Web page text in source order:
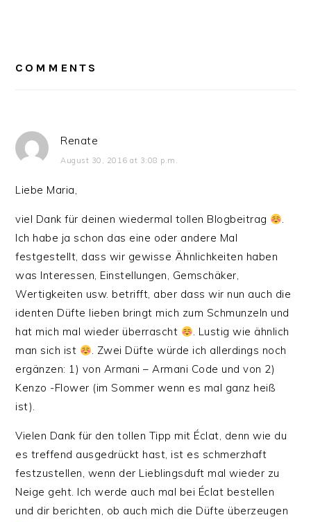
COMMENTS
Renate
August 30, 2016 at 3:08 p.m.
Liebe Maria,
viel Dank für deinen wiedermal tollen Blogbeitrag
.
Ich habe ja schon das eine oder andere Mal
festgestellt, dass wir gewisse Ähnlichkeiten haben
was Interessen, Einstellungen, Gemschäker,
Wertigkeiten usw. betrifft, aber dass wir nun auch die
identen Düfte lieben bringt mich zum Schmunzeln und
hat mich mal wieder überrascht
. Lustig wie ähnlich
man sich ist
. Zwei Düfte würde ich allerdings noch
ergänzen: 1) von Armani – Armani Code und von 2)
Kenzo -Flower (im Sommer wenn es mal ganz heiß
ist).
Vielen Dank für den tollen Tipp mit Éclat, denn wie du
es treffend ausgedrückt hast, ist es schmerzhaft
festzustellen, wenn der Lieblingsduft mal wieder zu
Neige geht. Ich werde auch mal bei Éclat bestellen
und dir berichten, ob auch mich die Düfte überzeugen